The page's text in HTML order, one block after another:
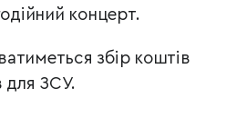
концерт.
збір коштів
для ЗСУ.